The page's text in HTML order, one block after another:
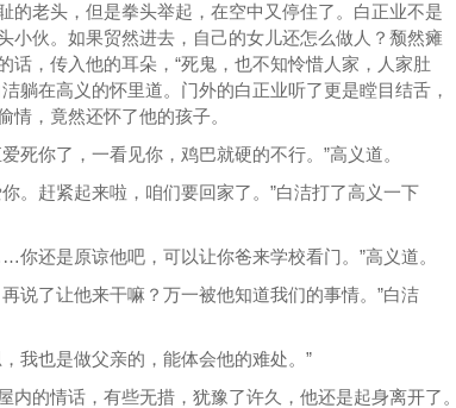
的老头，但是拳头举起，在空中又停住了。白正业不是
小伙。如果贸然进去，自己的女儿还怎么做人？颓然瘫
话，传入他的耳朵，“死鬼，也不知怜惜人家，人家肚
躺在高义的怀里道。门外的白正业听了更是瞠目结舌，
情，竟然还怀了他的孩子。
你了，一看见你，鸡巴就硬的不行。”高义道。
赶紧起来啦，咱们要回家了。”白洁打了高义一下
还是原谅他吧，可以让你爸来学校看门。”高义道。
了让他来干嘛？万一被他知道我们的事情。”白洁
也是做父亲的，能体会他的难处。”
的情话，有些无措，犹豫了许久，他还是起身离开了。